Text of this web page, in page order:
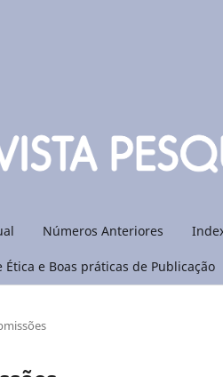
Números Anteriores
Ética e Boas práticas de Publicação